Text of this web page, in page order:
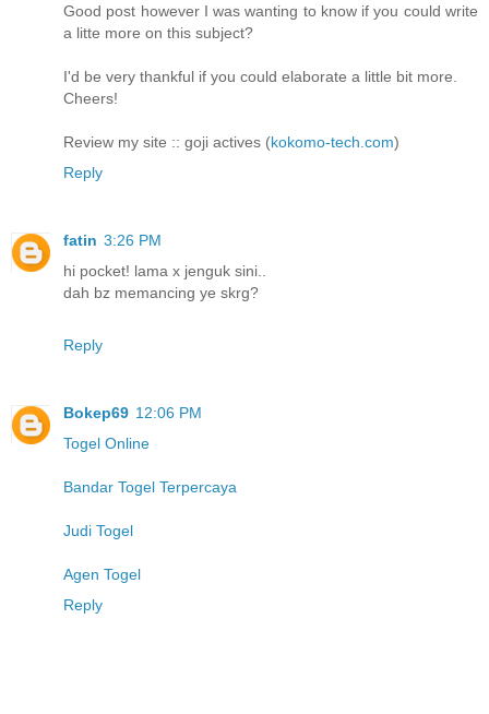
Good post however I was wanting to know if you could write
a litte more on this subject?
I'd be very thankful if you could elaborate a little bit more.
Cheers!
Review my site :: goji actives (kokomo-tech.com)
Reply
fatin 3:26 PM
hi pocket! lama x jenguk sini..
dah bz memancing ye skrg?
Reply
Bokep69 12:06 PM
Togel Online
Bandar Togel Terpercaya
Judi Togel
Agen Togel
Reply